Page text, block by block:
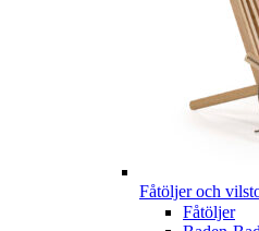
Fåtöljer och
Fåtöljer